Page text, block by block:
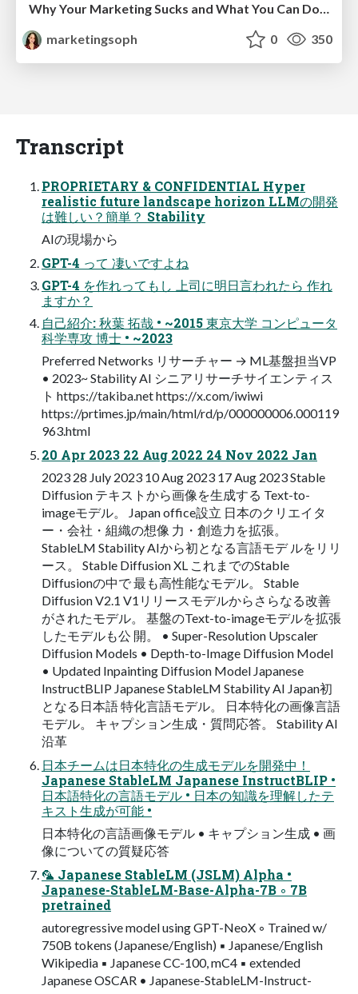
Why Your Marketing Sucks and What You Can Do About It - Sophie Logan
marketingsoph
0 350
Transcript
PROPRIETARY & CONFIDENTIAL Hyper
realistic future landscape horizon LLMの開発
は難しい？簡単？ Stability
AIの現場から
GPT-4 って 凄いですよね
GPT-4 を作れってもし 上司に明日言われたら 作れ
ますか？
自己紹介: 秋葉 拓哉 • ~2015 東京大学 コンピュータ
科学専攻 博士 • ~2023
Preferred Networks リサーチャー → ML基盤担当VP
• 2023~ Stability AI シニアリサーチサイエンティス
ト https://takiba.net https://x.com/iwiwi
https://prtimes.jp/main/html/rd/p/000000006.000119
963.html
20 Apr 2023 22 Aug 2022 24 Nov 2022 Jan
2023 28 July 2023 10 Aug 2023 17 Aug 2023 Stable
Diffusion テキストから画像を生成する Text-to-
imageモデル。 Japan office設立 日本のクリエイタ
ー・会社・組織の想像 力・創造力を拡張。
StableLM Stability AIから初となる言語モデ ルをリリ
ース。 Stable Diffusion XL これまでのStable
Diffusionの中で 最も高性能なモデル。 Stable
Diffusion V2.1 V1リリースモデルからさらなる改善
がされたモデル。 基盤のText-to-imageモデルを拡張
したモデルも公 開。 • Super-Resolution Upscaler
Diffusion Models • Depth-to-Image Diffusion Model
• Updated Inpainting Diffusion Model Japanese
InstructBLIP Japanese StableLM Stability AI Japan初
となる日本語 特化言語モデル。 日本特化の画像言語
モデル。 キャプション生成・質問応答。 Stability AI
沿革
日本チームは日本特化の生成モデルを開発中！
Japanese StableLM Japanese InstructBLIP •
日本語特化の言語モデル • 日本の知識を理解したテ
キスト生成が可能 •
日本特化の言語画像モデル • キャプション生成 • 画
像についての質疑応答
🦜 Japanese StableLM (JSLM) Alpha •
Japanese-StableLM-Base-Alpha-7B ◦ 7B
pretrained
autoregressive model using GPT-NeoX ◦ Trained w/
750B tokens (Japanese/English) ▪ Japanese/English
Wikipedia ▪ Japanese CC-100, mC4 ▪ extended
Japanese OSCAR • Japanese-StableLM-Instruct-